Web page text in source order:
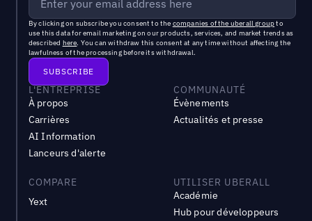
By clicking on subscribe you consent to the companies of the uberall groupto
use this data for email marketing on our products, services, and market trends as
described here. You can withdraw this consent at any time without affecting the
lawfulness of the processing before its withdrawal.
L'ENTREPRISE
À propos
Carrières
AI Information
Lanceurs d'alerte
COMMUNAUTÉ
Évènements
Actualités et presse
COMPARE
Yext
UTILISER UBERALL
Académie
Hub pour développeurs